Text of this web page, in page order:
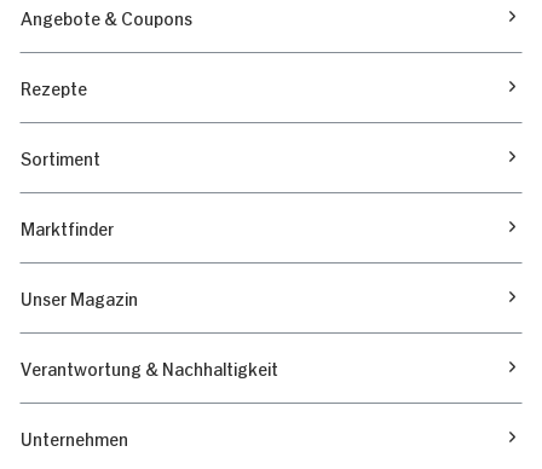
Angebote & Coupons
Rezepte
Sortiment
Marktfinder
Unser Magazin
Verantwortung & Nachhaltigkeit
Unternehmen